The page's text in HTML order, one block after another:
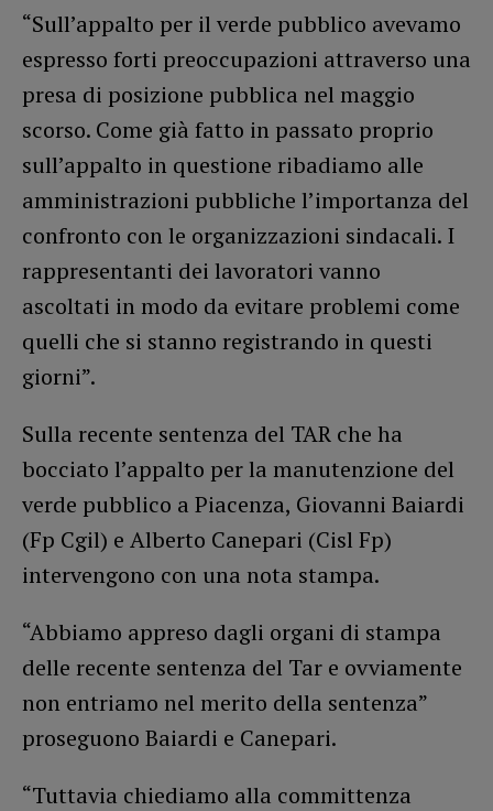
“Sull’appalto per il verde pubblico avevamo
espresso forti preoccupazioni attraverso una
presa di posizione pubblica nel maggio
scorso. Come già fatto in passato proprio
sull’appalto in questione ribadiamo alle
amministrazioni pubbliche l’importanza del
confronto con le organizzazioni sindacali. I
rappresentanti dei lavoratori vanno
ascoltati in modo da evitare problemi come
quelli che si stanno registrando in questi
giorni”.
Sulla recente sentenza del TAR che ha
bocciato l’appalto per la manutenzione del
verde pubblico a Piacenza, Giovanni Baiardi
(Fp Cgil) e Alberto Canepari (Cisl Fp)
intervengono con una nota stampa.
“Abbiamo appreso dagli organi di stampa
delle recente sentenza del Tar e ovviamente
non entriamo nel merito della sentenza”
proseguono Baiardi e Canepari.
“Tuttavia chiediamo alla committenza